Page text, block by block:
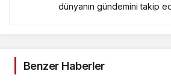
dünyanın gündemini takip
Benzer Haberler